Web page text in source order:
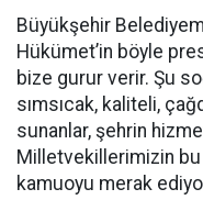
Büyükşehir
Hükümet’in böyle
bize gurur verir. Şu
sımsıcak, kaliteli,
sunanlar, şehrin
Milletvekillerimizin bu
kamuoyu merak